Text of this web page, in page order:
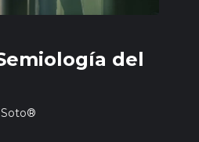
del
Soto®